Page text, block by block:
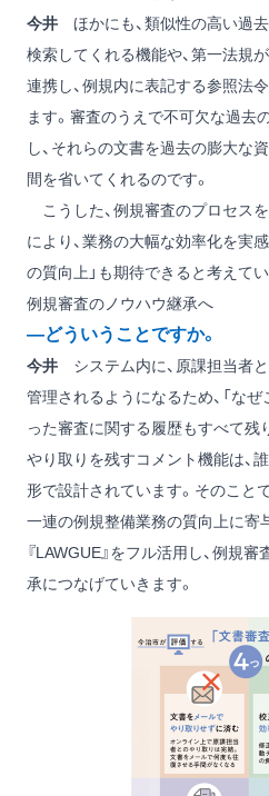
今井 ほかにも、類似性の高い過
検索してくれる機能や、第一法規
連携し、例規内に表記する参照法
ます。審査のうえで不可欠な過去
し、それらの文書を過去の膨大な
間を省いてくれるのです。
こうした、例規審査のプロセスを
により、業務の大幅な効率化を実
の質向上」も期待できると考えてい
例規審査のノウハウ継承へ
―どういうことですか。
今井 システム内に、原課担当者
管理されるようになるため、「な
った審査に関する履歴もすべて残
やり取りを残すコメント機能は、
形で設計されています。そのこと
一連の例規整備業務の質向上に寄
『LAWGUE』をフル活用し、例規
承につなげていきます。